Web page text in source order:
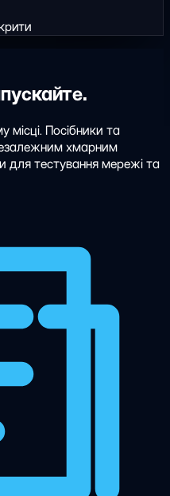
Посібники та
хмарним
для тестування мережі та